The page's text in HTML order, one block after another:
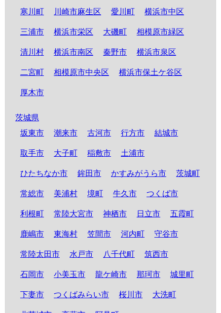
寒川町 川崎市麻生区 愛川町 横浜市中区
三浦市 横浜市栄区 大磯町 相模原市緑区
清川村 横浜市南区 秦野市 横浜市泉区
二宮町 相模原市中央区 横浜市保土ケ谷区
厚木市
茨城県
坂東市
潮来市 古河市 行方市 結城市
取手市 大子町 稲敷市 土浦市
ひたちなか市 鉾田市 かすみがうら市 茨城町
常総市 美浦村 境町 牛久市 つくば市
利根町 常陸大宮市 神栖市 日立市 五霞町
鹿嶋市 東海村 笠間市 河内町 守谷市
常陸太田市 水戸市 八千代町 筑西市
石岡市 小美玉市 龍ケ崎市 那珂市 城里町
下妻市 つくばみらい市 桜川市 大洗町